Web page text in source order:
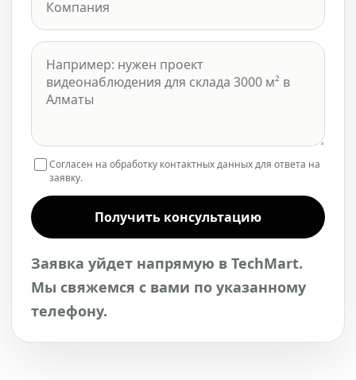
Согласен на обработку контактных данных для ответа на
заявку.
Получить консультацию
Заявка уйдет напрямую в TechMart.
Мы свяжемся с вами по указанному
телефону.